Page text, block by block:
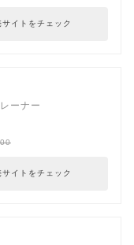
サイトをチェック
ーナー
サイトをチェック